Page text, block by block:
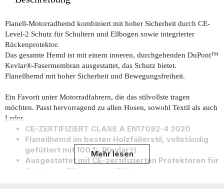
Flanell-Motorradhemd kombiniert mit hoher Sicherheit durch CE-
Level-2 Schutz für Schultern und Ellbogen sowie integrierter
Rückenprotektor.
Das gesamte Hemd ist mit einem inneren, durchgehenden DuPont™
Kevlar®-Fasermembran ausgestattet, das Schutz bietet.
Flanellhemd mit hoher Sicherheit und Bewegungsfreiheit.
Ein Favorit unter Motorradfahrern, die das stilvollste tragen
möchten. Passt hervorragend zu allen Hosen, sowohl Textil als auch
Leder.
CE-ZERTIFIZIERT CLASS A EN17092-4 2020
Flanellhemd im besten Holzfällerstil, vollständig
gefüttert mit 100 % (Kevlar®).
Ausgestattet mit CE-zertifizierten Protektoren für
Schultern, Ellbogen und Rücken.
Mehr lesen